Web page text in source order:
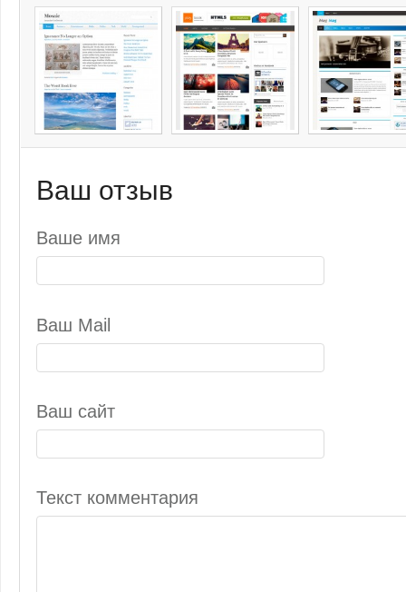
Ваш отзыв
Ваше имя
Ваш Mail
Ваш сайт
Текст комментария